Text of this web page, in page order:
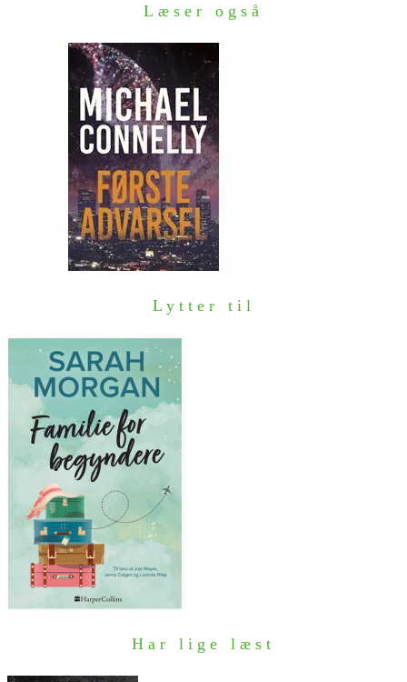
Læser også
Lytter til
Har lige læst